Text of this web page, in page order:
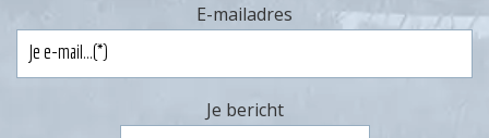
E-mailadres
Je bericht